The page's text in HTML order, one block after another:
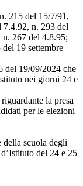
215 del 15/7/91,
n. 293 del
267 del 4.8.95;
19 settembre
del 19/09/2024 che
nei giorni 24 e
la presa
per le elezioni
scuola degli
del 24 e 25